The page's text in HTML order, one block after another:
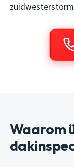
Waarom